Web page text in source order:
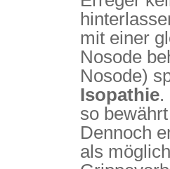
mit einer
Nosode
Nosode)
Isopathie.
so
Dennoch
als